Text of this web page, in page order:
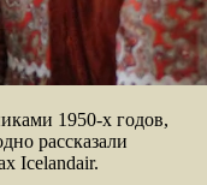
1950-х годов,
рассказали
Icelandair.